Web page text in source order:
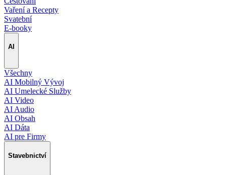
Vaření a Recepty
Svatební
E-booky
AI
Všechny
AI Mobilný Vývoj
AI Umelecké Služby
AI Video
AI Audio
AI Obsah
AI Dáta
AI pre Firmy
Stavebnictví